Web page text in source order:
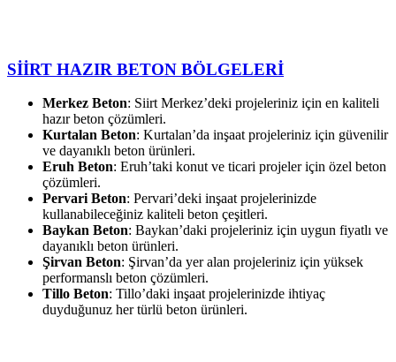
SİİRT HAZIR BETON BÖLGELERİ
Merkez Beton: Siirt Merkez’deki projeleriniz için en kaliteli
hazır beton çözümleri.
Kurtalan Beton: Kurtalan’da inşaat projeleriniz için güvenilir
ve dayanıklı beton ürünleri.
Eruh Beton: Eruh’taki konut ve ticari projeler için özel beton
çözümleri.
Pervari Beton: Pervari’deki inşaat projelerinizde
kullanabileceğiniz kaliteli beton çeşitleri.
Baykan Beton: Baykan’daki projeleriniz için uygun fiyatlı ve
dayanıklı beton ürünleri.
Şirvan Beton: Şirvan’da yer alan projeleriniz için yüksek
performanslı beton çözümleri.
Tillo Beton: Tillo’daki inşaat projelerinizde ihtiyaç
duyduğunuz her türlü beton ürünleri.